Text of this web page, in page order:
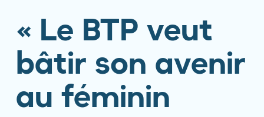
« Le BTP veut
bâtir son avenir
au féminin